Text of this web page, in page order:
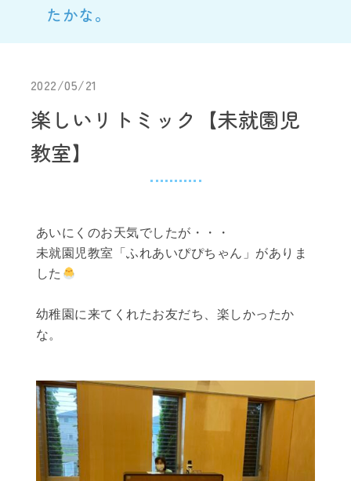
たかな。
2022/05/21
楽しいリトミック【未就園児
教室】
あいにくのお天気でしたが・・・
未就園児教室「ふれあいぴぴちゃん」がありま
した
幼稚園に来てくれたお友だち、楽しかったか
な。